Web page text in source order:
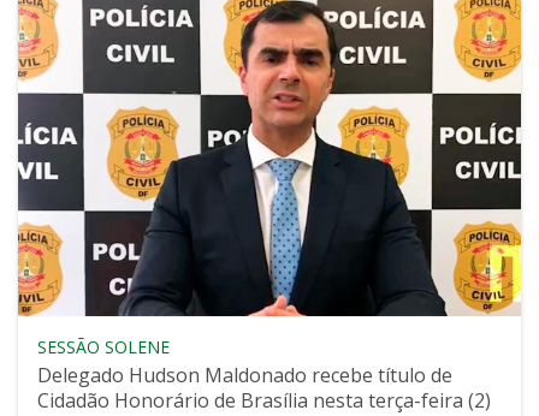
SESSÃO SOLENE
Delegado Hudson Maldonado recebe título de
Cidadão Honorário de Brasília nesta terça-feira (2)